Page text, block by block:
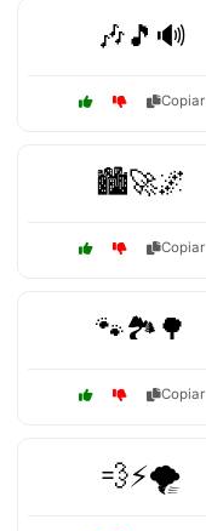
🎶🎵🔊
Copiar
🏙️🚀🌌
Copiar
🐾🏞️🌳
Copiar
💨⚡🌪️